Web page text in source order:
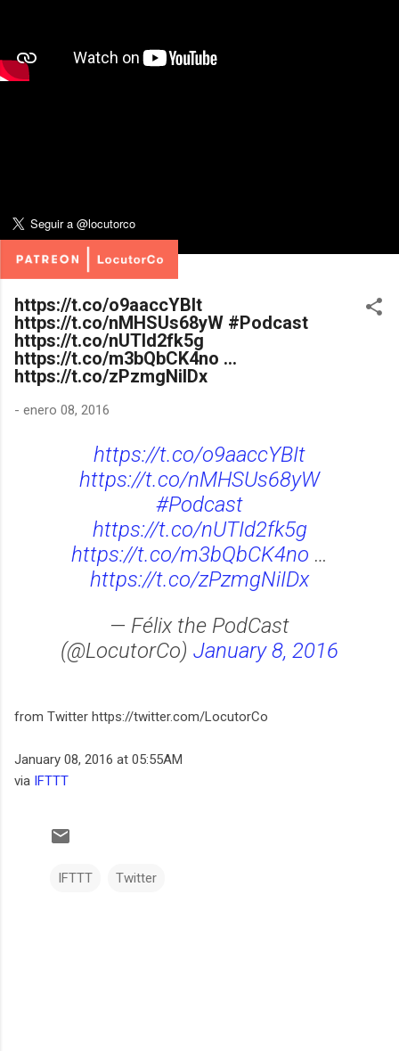
https://t.co/o9aaccYBIt
https://t.co/nMHSUs68yW #Podcast
https://t.co/nUTId2fk5g
https://t.co/m3bQbCK4no …
https://t.co/zPzmgNiIDx
- enero 08, 2016
https://t.co/o9aaccYBIt
https://t.co/nMHSUs68yW
#Podcast
https://t.co/nUTId2fk5g
https://t.co/m3bQbCK4no …
https://t.co/zPzmgNiIDx
— Félix the PodCast
(@LocutorCo) January 8, 2016
from Twitter https://twitter.com/LocutorCo
January 08, 2016 at 05:55AM
via IFTTT
IFTTT Twitter